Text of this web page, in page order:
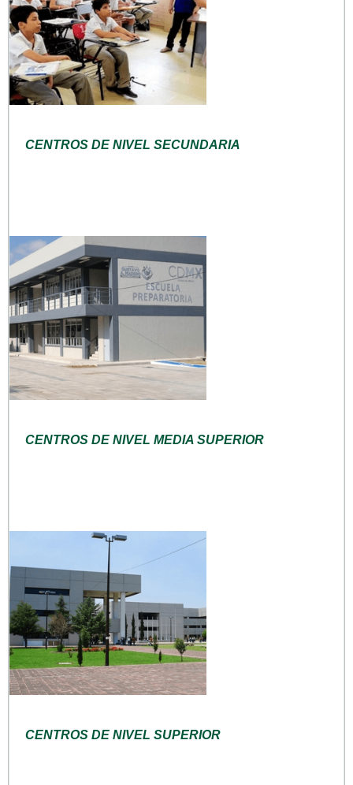
CENTROS DE NIVEL SECUNDARIA
CENTROS DE NIVEL MEDIA SUPERIOR
CENTROS DE NIVEL SUPERIOR